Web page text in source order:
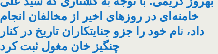
خامنه‌ای در روزهای اخیر از مخالفان انجام
داد، نام خود را جزو جنایتکاران تاریخ در کنار
چنگیز خان مغول ثبت کرد